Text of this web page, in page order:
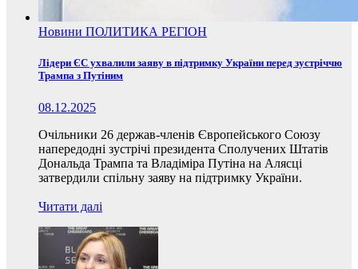
Новини ПОЛИТИКА РЕГІОН
Лідери ЄС ухвалили заяву в підтримку України перед зустріччю
Трампа з Путіним
08.12.2025
Очільники 26 держав-членів Європейського Союзу
напередодні зустрічі президента Сполучених Штатів
Дональда Трампа та Владіміра Путіна на Алясці
затвердили спільну заяву на підтримку України.
Читати далі